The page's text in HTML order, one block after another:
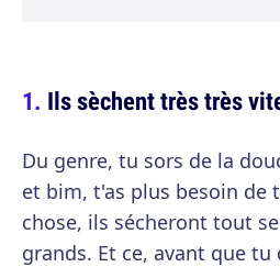
Ils sèchent très très
Du genre, tu sors de la
et bim, t'as plus besoin de
chose, ils sécheront tout
grands. Et ce, avant que